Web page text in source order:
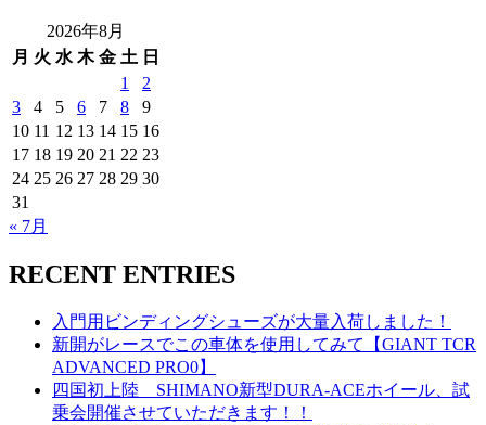
2026年8月
月 火 水 木 金 土 日
1
2
3
4 5 6 7 8
9
10 11 12 13 14 15 16
17 18 19 20 21 22 23
24 25 26 27 28 29 30
31
« 7月
RECENT ENTRIES
入門用ビンディングシューズが大量入荷しました！
新開がレースでこの車体を使用してみて【GIANT TCR
ADVANCED PRO0】
四国初上陸 SHIMANO新型DURA-ACEホイール、試
乗会開催させていただきます！！